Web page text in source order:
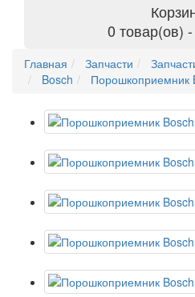
0 товар(ов)
Главная Запчасти
Bosch
Порошкоприемник